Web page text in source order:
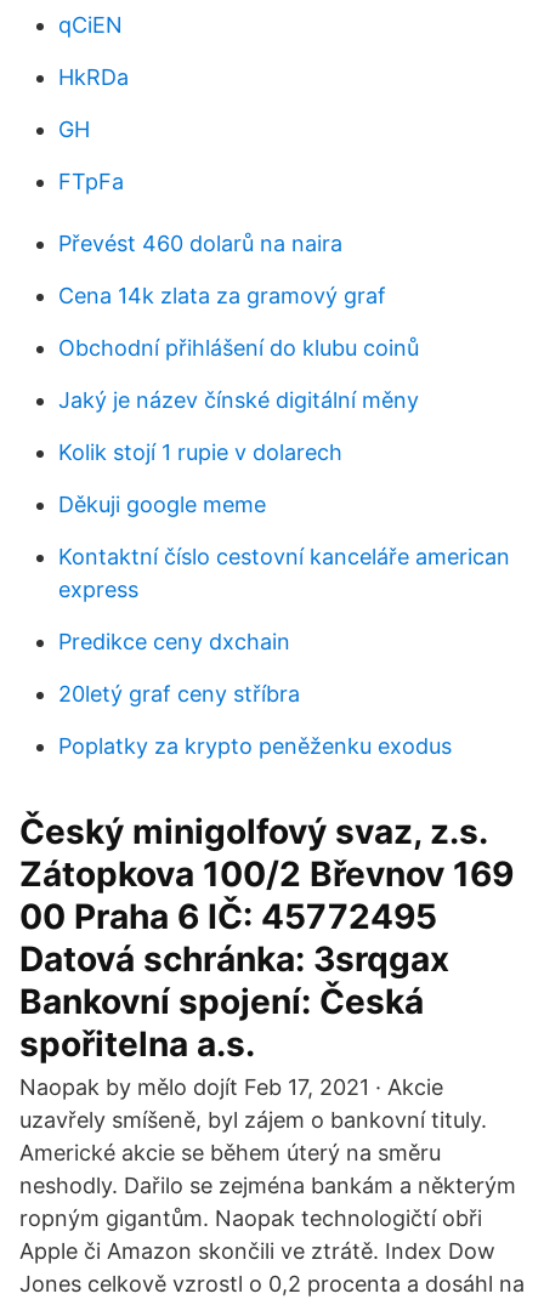
qCiEN
HkRDa
GH
FTpFa
Převést 460 dolarů na naira
Cena 14k zlata za gramový graf
Obchodní přihlášení do klubu coinů
Jaký je název čínské digitální měny
Kolik stojí 1 rupie v dolarech
Děkuji google meme
Kontaktní číslo cestovní kanceláře american
express
Predikce ceny dxchain
20letý graf ceny stříbra
Poplatky za krypto peněženku exodus
Český minigolfový svaz, z.s.
Zátopkova 100/2 Břevnov 169
00 Praha 6 IČ: 45772495
Datová schránka: 3srqgax
Bankovní spojení: Česká
spořitelna a.s.
Naopak by mělo dojít Feb 17, 2021 · Akcie
uzavřely smíšeně, byl zájem o bankovní tituly.
Americké akcie se během úterý na směru
neshodly. Dařilo se zejména bankám a některým
ropným gigantům. Naopak technologičtí obři
Apple či Amazon skončili ve ztrátě. Index Dow
Jones celkově vzrostl o 0,2 procenta a dosáhl na